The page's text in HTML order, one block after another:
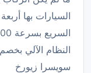
السيارات بها
سويسرا زيورخ